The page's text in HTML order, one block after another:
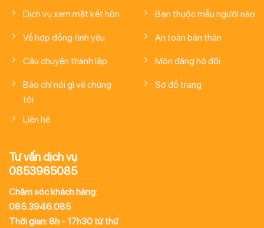
Dịch vụ xem mặt kết hôn
Về hợp đồng tình yêu
Câu chuyện thành lập
Báo chí nói gì về chúng
tôi
Liên hệ
Bạn thuộc mẫu người nào
An toàn bản thân
Môn đăng hộ đối
Sơ đồ trang
Tư vấn dịch vụ
0853965085
Chăm sóc khách hàng:
085.3946.085
Thời gian: 8h - 17h30 từ thứ